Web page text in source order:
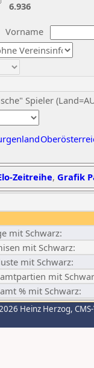
Vorname
Spieler
6.936
Zeitreihe, Grafik
mit Schwarz:
mit Schwarz:
mit Schwarz:
mit
% mit Schwarz:
Heinz Herzog,